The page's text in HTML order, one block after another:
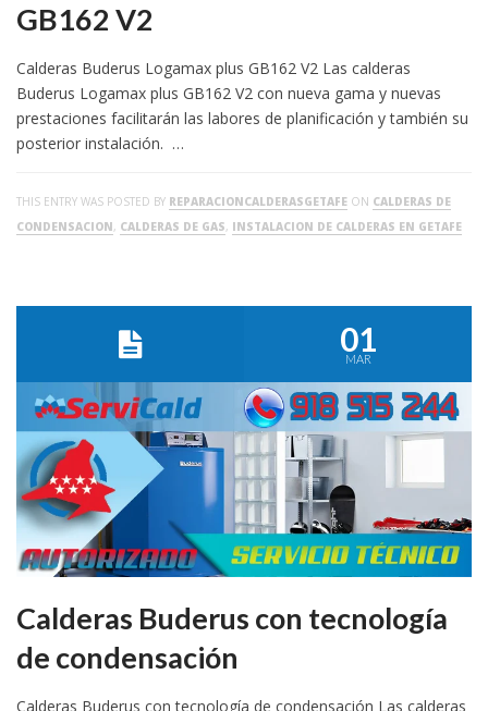
GB162 V2
Calderas Buderus Logamax plus GB162 V2 Las calderas
Buderus Logamax plus GB162 V2 con nueva gama y nuevas
prestaciones facilitarán las labores de planificación y también su
posterior instalación. …
THIS ENTRY WAS POSTED BY REPARACIONCALDERASGETAFE ON CALDERAS DE
CONDENSACION, CALDERAS DE GAS, INSTALACION DE CALDERAS EN GETAFE
01
MAR
Calderas Buderus con tecnología
de condensación
Calderas Buderus con tecnología de condensación Las calderas